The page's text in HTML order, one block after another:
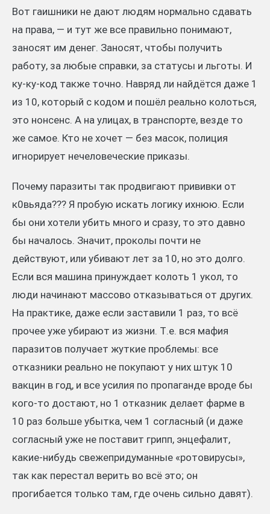
Вот гаишники не дают людям нормально сдавать
на права, — и тут же все правильно понимают,
заносят им денег. Заносят, чтобы получить
работу, за любые справки, за статусы и льготы. И
ку-ку-код также точно. Навряд ли найдётся даже 1
из 10, который с кодом и пошёл реально колоться,
это нонсенс. А на улицах, в транспорте, везде то
же самое. Кто не хочет — без масок, полиция
игнорирует нечеловеческие приказы.
Почему паразиты так продвигают прививки от
к0вьяда??? Я пробую искать логику ихнюю. Если
бы они хотели убить много и сразу, то это давно
бы началось. Значит, проколы почти не
действуют, или убивают лет за 10, но это долго.
Если вся машина принуждает колоть 1 укол, то
люди начинают массово отказываться от других.
На практике, даже если заставили 1 раз, то всё
прочее уже убирают из жизни. Т.е. вся мафия
паразитов получает жуткие проблемы: все
отказники реально не покупают у них штук 10
вакцин в год, и все усилия по пропаганде вроде бы
кого-то достают, но 1 отказник делает фарме в
10 раз больше убытка, чем 1 согласный (и даже
согласный уже не поставит грипп, энцефалит,
какие-нибудь свежепридуманные «ротовирусы»,
так как перестал верить во всё это; он
прогибается только там, где очень сильно давят).